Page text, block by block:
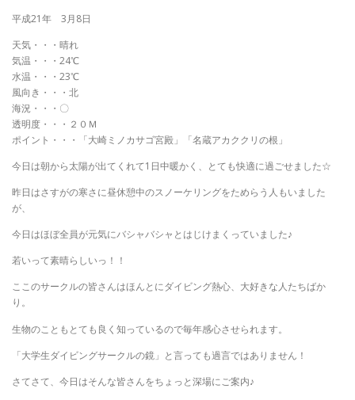
平成21年 3月8日
天気・・・晴れ
気温・・・24℃
水温・・・23℃
風向き・・・北
海況・・・〇
透明度・・・２０Ｍ
ポイント・・・「大崎ミノカサゴ宮殿」「名蔵アカククリの根」
今日は朝から太陽が出てくれて1日中暖かく、とても快適に過ごせました☆
昨日はさすがの寒さに昼休憩中のスノーケリングをためらう人もいました
が、
今日はほぼ全員が元気にバシャバシャとはじけまくっていました♪
若いって素晴らしいっ！！
ここのサークルの皆さんはほんとにダイビング熱心、大好きな人たちばか
り。
生物のこともとても良く知っているので毎年感心させられます。
「大学生ダイビングサークルの鏡」と言っても過言ではありません！
さてさて、今日はそんな皆さんをちょっと深場にご案内♪